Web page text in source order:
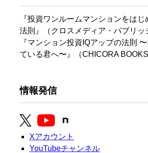
『投資ワンルームマンションをは
法則』（クロスメディア・パブリッ
『マンション投資IQアップの法則
ている君へ〜』（CHICORA BOOKS
情報発信
Xアカウント
YouTubeチャンネル